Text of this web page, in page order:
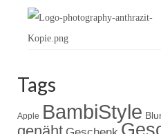
Tags
Apple BambiStyle